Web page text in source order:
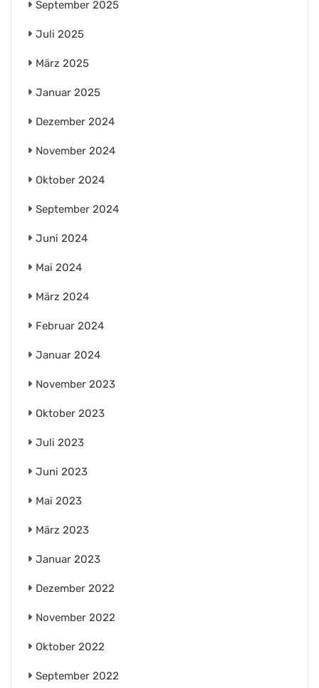
September 2025
Juli 2025
März 2025
Januar 2025
Dezember 2024
November 2024
Oktober 2024
September 2024
Juni 2024
Mai 2024
März 2024
Februar 2024
Januar 2024
November 2023
Oktober 2023
Juli 2023
Juni 2023
Mai 2023
März 2023
Januar 2023
Dezember 2022
November 2022
Oktober 2022
September 2022